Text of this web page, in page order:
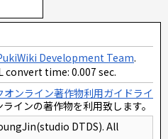
Development Team.
convert time: 0.007 sec.
オンライン著作物利用ガイドライ
インの著作物を利用致します。
DTDS). All